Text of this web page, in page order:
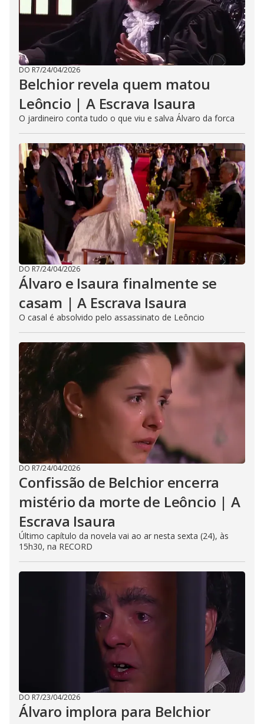
DO R7/24/04/2026
Belchior revela quem matou
Leôncio | A Escrava Isaura
O jardineiro conta tudo o que viu e salva Álvaro da forca
DO R7/24/04/2026
Álvaro e Isaura finalmente se
casam | A Escrava Isaura
O casal é absolvido pelo assassinato de Leôncio
DO R7/24/04/2026
Confissão de Belchior encerra
mistério da morte de Leôncio | A
Escrava Isaura
Último capítulo da novela vai ao ar nesta sexta (24), às
15h30, na RECORD
DO R7/23/04/2026
Álvaro implora para Belchior